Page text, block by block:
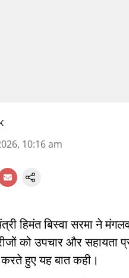
10:16 am
हिमंत बिस्वा सरमा ने
को उपचार और सहायता
हुए यह बात कही।